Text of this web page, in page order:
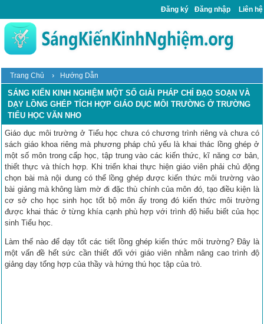
Đăng ký Đăng nhập Liên hệ
Trang Chủ › Hướng Dẫn
SÁNG KIẾN KINH NGHIỆM MỘT SỐ GIẢI PHÁP CHỈ ĐẠO SOẠN VÀ
DẠY LỒNG GHÉP TÍCH HỢP GIÁO DỤC MÔI TRƯỜNG Ở TRƯỜNG
TIỂU HỌC VĂN NHO
Giáo dục môi trường ở Tiểu học chưa có chương trình riêng và chưa có
sách giáo khoa riêng mà phương pháp chủ yếu là khai thác lồng ghép ở
một số môn trong cấp học, tập trung vào các kiến thức, kĩ năng cơ bản,
thiết thực và thích hợp. Khi triển khai thực hiện giáo viên phải chủ động
chọn bài mà nội dung có thể lồng ghép được kiến thức môi trường vào
bài giảng mà không làm mờ đi đặc thù chính của môn đó, tạo điều kiện là
cơ sở cho học sinh học tốt bộ môn ấy trong đó kiến thức môi trường
được khai thác ở từng khía cạnh phù hợp với trình độ hiểu biết của học
sinh Tiểu học.
Làm thế nào để dạy tốt các tiết lồng ghép kiến thức môi trường? Đây là
một vấn đề hết sức cần thiết đối với giáo viên nhằm nâng cao trình độ
giảng dạy tổng hợp của thầy và hứng thú học tập của trò.